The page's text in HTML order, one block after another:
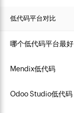
低代码平台对比
哪个低代码平台最好
Mendix低代码
Odoo Studio低代码